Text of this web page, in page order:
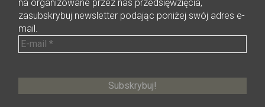
na organizowane przez nas przedsięwzięcia,
zasubskrybuj newsletter podając poniżej swój adres e-
mail.